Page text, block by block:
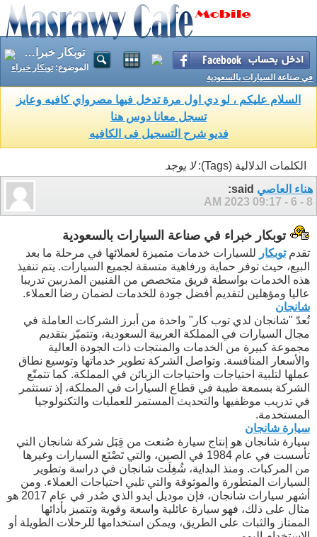
توبكار خبراء في صناعة السيارات بالسعودية
الموضوع:توبكار خبراء
في صناعة السيارات بالسعودية
السلام عليكم ، لو دي اول مرة تدخل فيها مصرواي كافيه وعايز
تسجل معانا دوس هنا
فديو شرح التسجيل فى الكافيه
الكلمات الدلالية (Tags):
لا يوجد
هناء العاصي
8 - 6 - 2023
09:17 AM
توبكار خبراء في صناعة السيارات بالسعودية
تقدمتوبكار للسيارات خدمات متميزة لعملائها في مرحلة ما بعد
البيع، حيث توفر حماية ورفاهية متسقة لجميع السيارات. يتم تنفيذ
هذه الخدمات بواسطة فريق متخصص من الفنيين المدربين تدريبا
عاليا ومؤهلين لتقديم أفضل جودة للخدمات لضمان رضا العملاء.
شانجان
تُعدّ "شانجان لدي توب كار" واحدة من أبرز الشركات العاملة في
مجال السيارات في المملكة العربية السعودية، وتتميّز بتقديم
مجموعة كبيرة من الخدمات والمنتجات ذات الجودة العالية
والأسعار المنافسة. وتواصل الشركة تطوير خدماتها وتوسيع نطاق
عملها لتلبية احتياجات واحتياجات الزبائن في المملكة. كما تتمتّع
الشركة بسمعة طيبة في قطاع السيارات في المملكة، إذ تستثمر
في تدريب موظفيها والتحديث المستمر للعمليات والتكنولوجيا
المستخدمة.
سيارة شانجان
سيارة شانجان هو إنتاج سيارة صُنعت من قِبَل شركة شانجان التي
تأسست في عام 1984 في الصين، والتي تَصْنَع السيارات وغيرها
من المركبات. ومنذ البداية، شُغِلَت شانجان في دراسة وتطوير
السيارات المتطورة والموثوقة والتي تلبي احتياجات العملاء. ومن
أشهر سيارات شانجان، فإن موديل ايدو الذي صُدر في عام 2017 هو
مثال على ذلك، فهو سيارة عائلية واسعة وقوية وتتميز بأدائها
الممتاز والثبات على الطريق، ويمكن استخدامها للرحلات الطويلة أو